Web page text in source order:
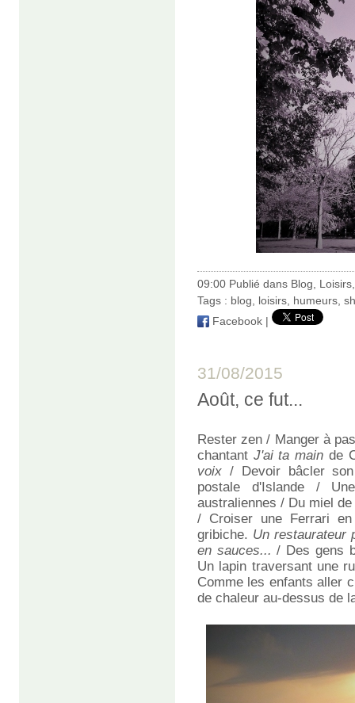
09:00 Publié dans Blog Loisirs
Tags : blog loisirs humeurs
Facebook |
31/08/2015
Août, ce fut...
Rester zen / Manger à
chantant J'ai ta main de
voix / Devoir bâcler
postale d'Islande /
australiennes / Du miel
/ Croiser une Ferrari
gribiche. Un restaurateur
en sauces... / Des gens
Un lapin traversant une
Comme les enfants aller
de chaleur au-dessus de